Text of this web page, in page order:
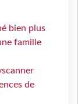
bien plus
famille
de